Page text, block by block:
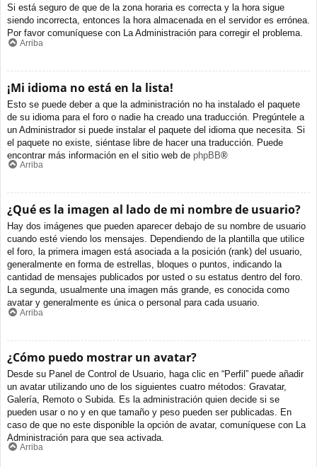
Si está seguro de que de la zona horaria es correcta y la hora sigue
siendo incorrecta, entonces la hora almacenada en el servidor es errónea.
Por favor comuníquese con La Administración para corregir el problema.
Arriba
¡Mi idioma no está en la lista!
Esto se puede deber a que la administración no ha instalado el paquete
de su idioma para el foro o nadie ha creado una traducción. Pregúntele a
un Administrador si puede instalar el paquete del idioma que necesita. Si
el paquete no existe, siéntase libre de hacer una traducción. Puede
encontrar más información en el sitio web de phpBB®
Arriba
¿Qué es la imagen al lado de mi nombre de usuario?
Hay dos imágenes que pueden aparecer debajo de su nombre de usuario
cuando esté viendo los mensajes. Dependiendo de la plantilla que utilice
el foro, la primera imagen está asociada a la posición (rank) del usuario,
generalmente en forma de estrellas, bloques o puntos, indicando la
cantidad de mensajes publicados por usted o su estatus dentro del foro.
La segunda, usualmente una imagen más grande, es conocida como
avatar y generalmente es única o personal para cada usuario.
Arriba
¿Cómo puedo mostrar un avatar?
Desde su Panel de Control de Usuario, haga clic en “Perfil” puede añadir
un avatar utilizando uno de los siguientes cuatro métodos: Gravatar,
Galería, Remoto o Subida. Es la administración quien decide si se
pueden usar o no y en que tamaño y peso pueden ser publicadas. En
caso de que no este disponible la opción de avatar, comuníquese con La
Administración para que sea activada.
Arriba